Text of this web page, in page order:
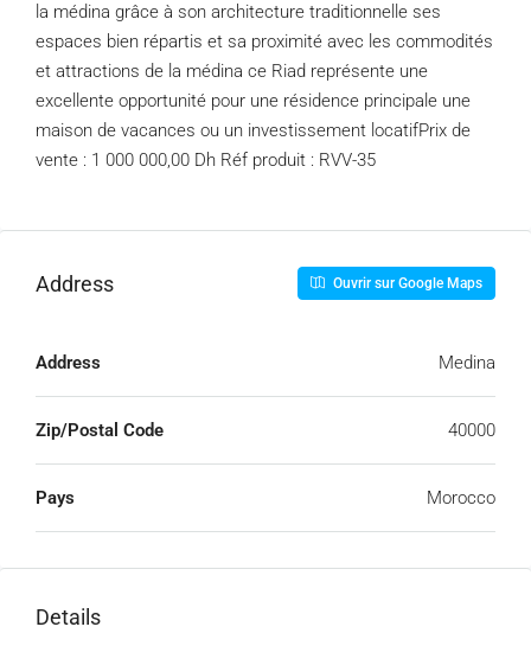
la médina grâce à son architecture traditionnelle ses
espaces bien répartis et sa proximité avec les commodités
et attractions de la médina ce Riad représente une
excellente opportunité pour une résidence principale une
maison de vacances ou un investissement locatifPrix de
vente : 1 000 000,00 Dh Réf produit : RVV-35
Address Ouvrir sur Google Maps
Address Medina
Zip/Postal Code 40000
Pays Morocco
Details